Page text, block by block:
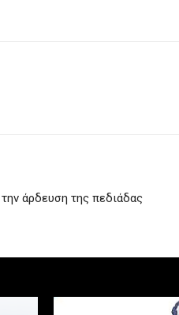
άρδευση της πεδιάδας